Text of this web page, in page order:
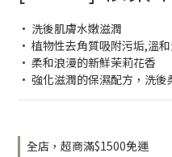
• 洗後肌膚水嫩滋潤
• 植物性去角質吸附污垢,溫
• 柔和浪漫的新鮮茉莉花香
• 強化滋潤的保濕配方，洗後
全店，超商滿$1500免運